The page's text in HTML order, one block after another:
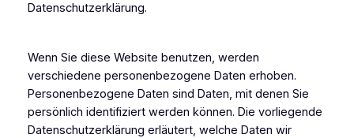
Datenschutzerklärung.
Wenn Sie diese Website benutzen, werden
verschiedene personenbezogene Daten erhoben.
Personenbezogene Daten sind Daten, mit denen Sie
persönlich identifiziert werden können. Die vorliegende
Datenschutzerklärung erläutert, welche Daten wir